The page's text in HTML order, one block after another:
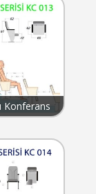
Konferans